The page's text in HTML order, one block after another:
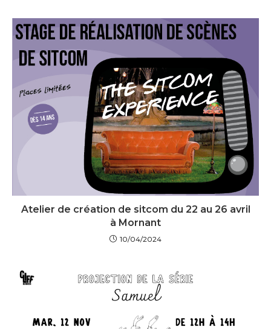
Atelier de création de sitcom du 22 au 26 avril
à Mornant
10/04/2024